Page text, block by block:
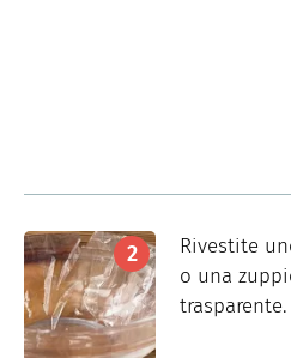
Rivestite
o una
trasparente.